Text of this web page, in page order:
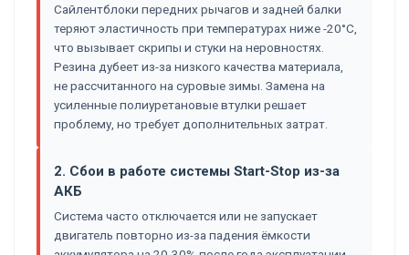
Сайлентблоки передних рычагов и задней балки
теряют эластичность при температурах ниже -20°C,
что вызывает скрипы и стуки на неровностях.
Резина дубеет из-за низкого качества материала,
не рассчитанного на суровые зимы. Замена на
усиленные полиуретановые втулки решает
проблему, но требует дополнительных затрат.
2. Сбои в работе системы Start-Stop из-за
АКБ
Система часто отключается или не запускает
двигатель повторно из-за падения ёмкости